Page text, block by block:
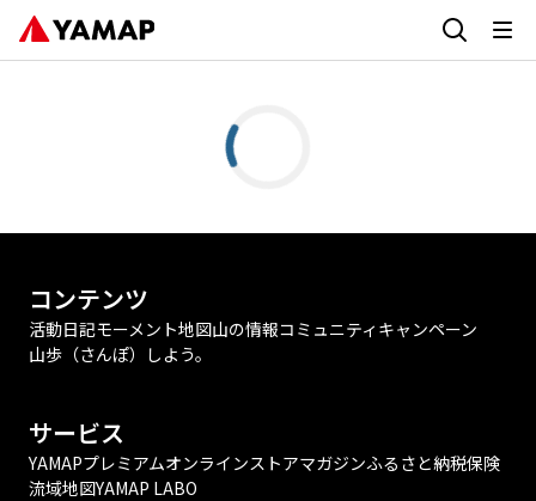
コンテンツ
活動日記モーメント地図山の情報コミュニティ キャンペーン
山歩（さんぽ）しよう。
サービス
YAMAPプレミアムオンラインストアマガジンふるさと納税保険
流域地図YAMAP LABO